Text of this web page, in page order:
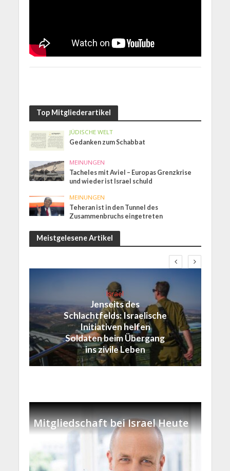
Top Mitgliederartikel
JÜDISCHE WELT
Gedanken zum Schabbat
MEINUNGEN
Tacheles mit Aviel – Europas Grenzkrise
und wieder ist Israel schuld
MEINUNGEN
Teheran ist in den Tunnel des
Zusammenbruchs eingetreten
Meistgelesene Artikel
Israel
Jenseits des
Schlachtfelds: Israelische
Initiativen helfen
Soldaten beim Übergang
ins zivile Leben
Mitgliedschaft bei Israel Heute